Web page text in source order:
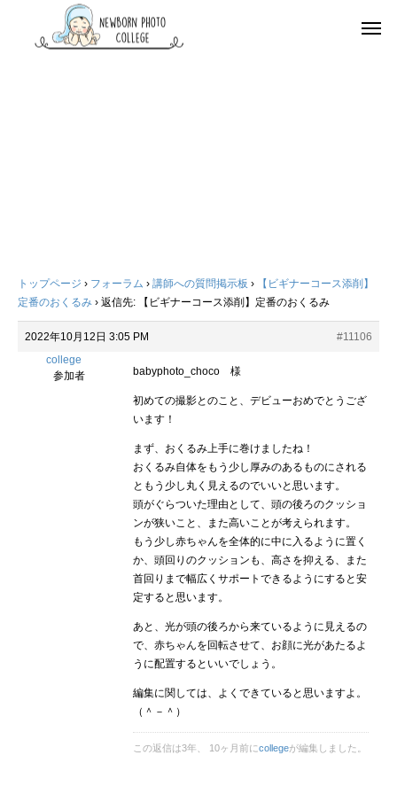
トップページ › フォーラム › 講師への質問掲示板 ›
【ビギナーコース添削】
定番のおくるみ › 返信先: 【ビギナーコース添削】定番のおくるみ
2022年10月12日 3:05 PM
#11106
college
参加者
babyphoto_choco 様
初めての撮影とのこと、デビューおめでとうござ
います！
まず、おくるみ上手に巻けましたね！
おくるみ自体をもう少し厚みのあるものにされる
ともう少し丸く見えるのでいいと思います。
頭がぐらついた理由として、頭の後ろのクッショ
ンが狭いこと、また高いことが考えられます。
もう少し赤ちゃんを全体的に中に入るように置く
か、頭回りのクッションも、高さを抑える、また
首回りまで幅広くサポートできるようにすると安
定すると思います。
あと、光が頭の後ろから来ているように見えるの
で、赤ちゃんを回転させて、お顔に光があたるよ
うに配置するといいでしょう。
編集に関しては、よくできていると思いますよ。
（＾－＾）
この返信は3年、 10ヶ月前にcollegeが編集しました。